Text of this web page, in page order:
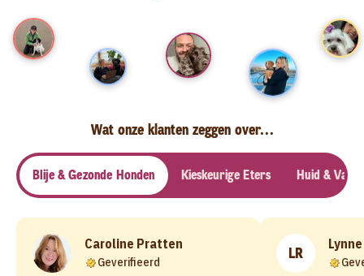
Wat onze klanten zeggen over...
Blije & Gezonde Honden Kieskeurige Eters Huid & Vacht
Caroline Pratten
Geverifieerd LR Lynne